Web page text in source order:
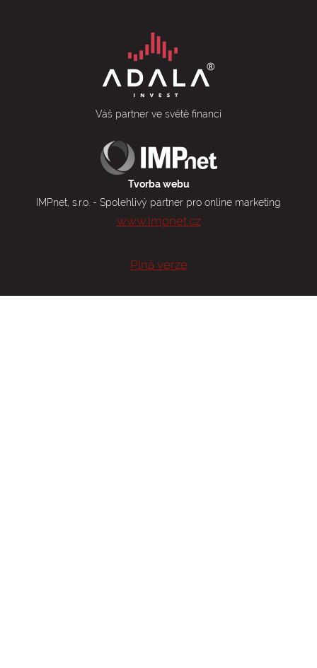
Váš partner ve světě financí
Tvorba webu
IMPnet, s.r.o. - Spolehlivý partner pro online marketing
www.impnet.cz
Plná verze